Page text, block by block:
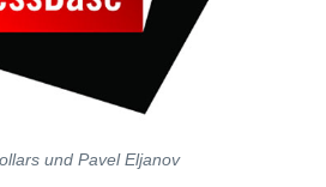
und Pavel Eljanov